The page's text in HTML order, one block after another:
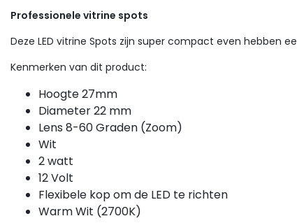
Professionele vitrine spots
Deze LED vitrine Spots zijn super compact even hebben
Kenmerken van dit product:
Hoogte 27mm
Diameter 22 mm
Lens 8-60 Graden (Zoom)
Wit
2 watt
12 Volt
Flexibele kop om de LED te richten
Warm Wit (2700K)